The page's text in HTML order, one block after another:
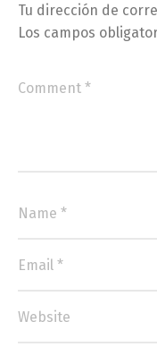
Tu dirección de
Los campos